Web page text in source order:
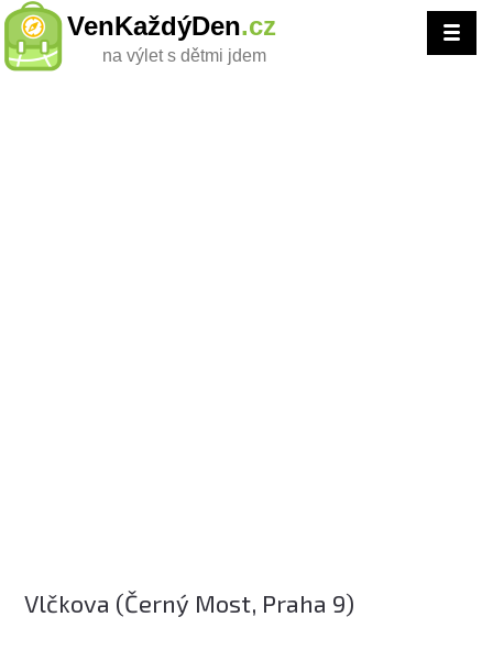
VenKaždýDen.cz
na výlet s dětmi jdem
Vlčkova (Černý Most, Praha 9)